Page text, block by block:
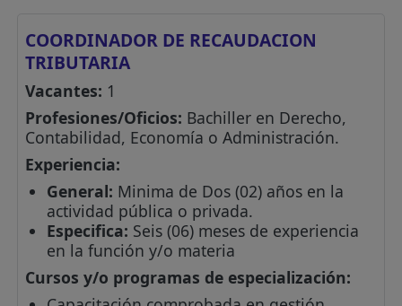
COORDINADOR DE RECAUDACION
TRIBUTARIA
Vacantes: 1
Profesiones/Oficios: Bachiller en Derecho,
Contabilidad, Economía o Administración.
Experiencia:
General: Minima de Dos (02) años en la
actividad pública o privada.
Especifica: Seis (06) meses de experiencia
en la función y/o materia
Cursos y/o programas de especialización: